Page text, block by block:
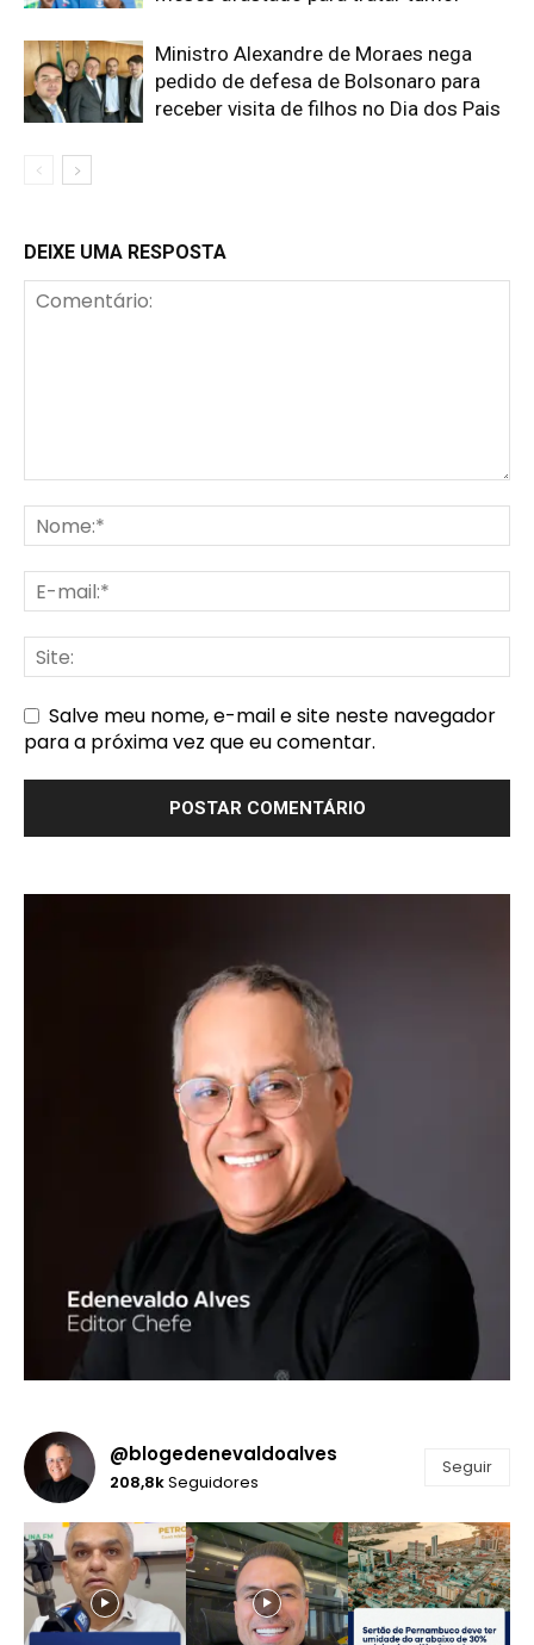
Ministro Alexandre de Moraes nega
pedido de defesa de Bolsonaro para
receber visita de filhos no Dia dos Pais
DEIXE UMA RESPOSTA
Salve meu nome, e-mail e site neste navegador
para a próxima vez que eu comentar.
@blogedenevaldoalves
208,8kSeguidores
Seguir